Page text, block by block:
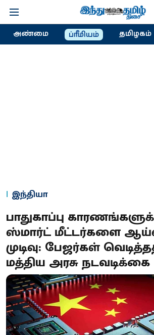
அண்மை ப்ரீமியம் தமிழகம்
இந்தியா
பாதுகாப்பு
ஸ்மார்ட் மீட்டர்களை
முடிவு: பேஜர்கள்
மத்திய அரசு நடவடிக்கை